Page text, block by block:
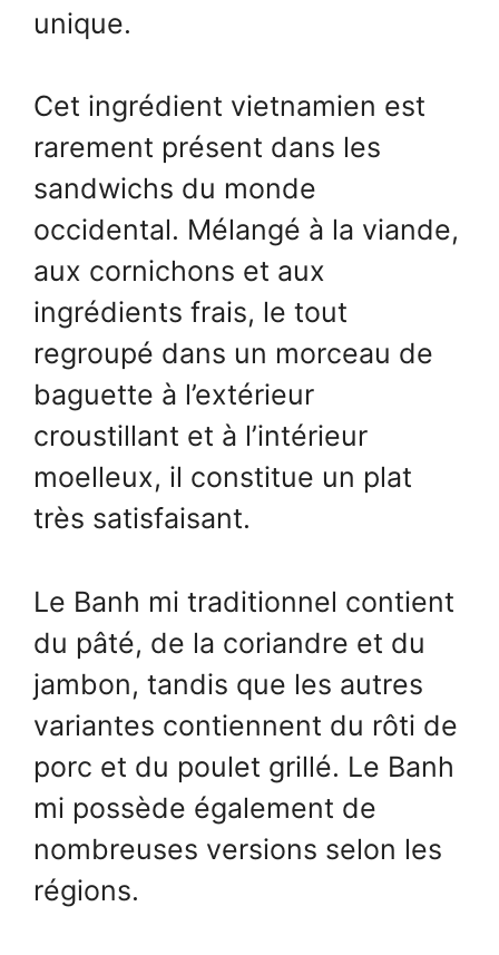
unique.
Cet ingrédient vietnamien est
rarement présent dans les
sandwichs du monde
occidental. Mélangé à la viande,
aux cornichons et aux
ingrédients frais, le tout
regroupé dans un morceau de
baguette à l’extérieur
croustillant et à l’intérieur
moelleux, il constitue un plat
très satisfaisant.
Le Banh mi traditionnel contient
du pâté, de la coriandre et du
jambon, tandis que les autres
variantes contiennent du rôti de
porc et du poulet grillé. Le Banh
mi possède également de
nombreuses versions selon les
régions.